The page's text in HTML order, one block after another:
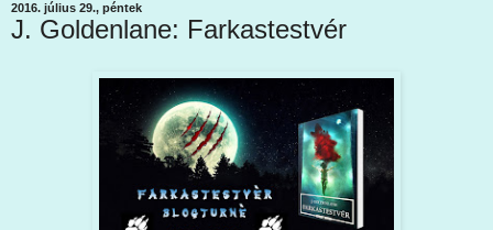
2016. július 29., péntek
J. Goldenlane: Farkastestvér